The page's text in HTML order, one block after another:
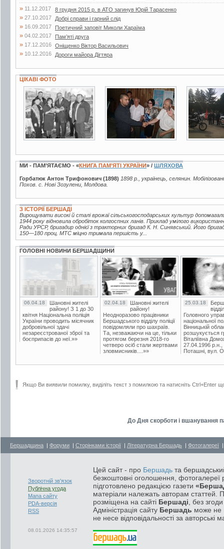
» 11.12.2017 8 грудня 2015 р. в АТО загинув Юрій Тарасенко
» 27.10.2017 Добрі справи і гарний слід
» 16.09.2017 Поетичний заповіт Миколи Хараїма
» 04.02.2017 Пам’яті друга
» 17.12.2016 Оніщенко Віктор Васильович
» 10.12.2016 Дороги майора Дігтяра
ЦІКАВІ ФОТО
2 фото 3 фото 4 фото
МИ - ПАМ’ЯТАЄМО - «КНИГА ПАМ’ЯТІ УКРАЇНИ» / ШЛЯХОВА
Горбатюк Антон Трифонович (1898) 1898 р., українець, селянин.
Похов. с. Нові Зозулени, Молдова.
З ІСТОРІЇ БЕРШАДІ
Вирощувати високі й сталі врожаї сільськогосподарських культур
1944 року відновила обробіток колгоспних ланів. Приклад умілого
Ради УРСР, бригадир однієї з тракторних бригад К. Н. Синявський. Його
150—180 проц. МТС міцно тримала першість у...
ГОЛОВНІ НОВИНИ БЕРШАДЩИНИ
06.04.18
Шановні жителі
району! З 1 до 30
квітня Національна поліція
України проводить місячник
добровільної здачі
незареєстрованої зброї та
боєприпасів до неї.»»
02.04.18
Шановні жителі
району!
Неодноразово працівники
Бершадського відділу поліції
повідомляли про шахраїв.
Та, незважаючи на це, тільки
протягом березня 2018-го
четверо осіб стали жертвами
зловмисників....»»
25.03.18
Головного
національної
Вінницькій
розшукується
Віталіївна
27.04.1996 р.н.,
Поташні, вул.
Якщо Ви виявили помилку, виділіть текст з помилкою та натисніть Ctrl+Enter
До Дня скорботи і вшанування
Бершадщина | Форуми | Сторінками історії | Літературна Бершадь | Фотогалереї
Зворотній зв'язок
Публічна угода
Мапа сайту
PDA-версія
RSS
08.01.2026 14:35:57
Цей сайт - про Бершадь та
безкоштовні оголошення, фотогалереї
підготовлено редакцією газети
матеріали належать авторам статтей.
розміщена на сайті Бершаді , без
Адміністрація сайту Бершадь може не
не несе відповідальності за авторські